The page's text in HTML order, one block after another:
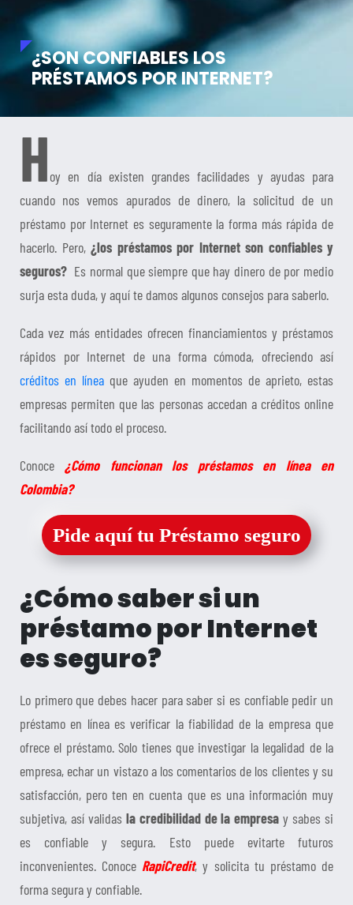
¿SON CONFIABLES LOS
PRÉSTAMOS POR INTERNET?
Hoy en día existen grandes facilidades y ayudas para
cuando nos vemos apurados de dinero, la solicitud de un
préstamo por Internet es seguramente la forma más rápida de
hacerlo. Pero, ¿los préstamos por Internet son confiables y
seguros? Es normal que siempre que hay dinero de por medio
surja esta duda, y aquí te damos algunos consejos para saberlo.
Cada vez más entidades ofrecen financiamientos y préstamos
rápidos por Internet de una forma cómoda, ofreciendo así
créditos en línea que ayuden en momentos de aprieto, estas
empresas permiten que las personas accedan a créditos online
facilitando así todo el proceso.
Conoce ¿Cómo funcionan los préstamos en línea en
Colombia?
Pide aquí tu Préstamo seguro
¿Cómo saber si un
préstamo por Internet
es seguro?
Lo primero que debes hacer para saber si es confiable pedir un
préstamo en línea es verificar la fiabilidad de la empresa que
ofrece el préstamo. Solo tienes que investigar la legalidad de la
empresa, echar un vistazo a los comentarios de los clientes y su
satisfacción, pero ten en cuenta que es una información muy
subjetiva, así validas la credibilidad de la empresa y sabes si
es confiable y segura. Esto puede evitarte futuros
inconvenientes. Conoce RapiCredit, y solicita tu préstamo de
forma segura y confiable.